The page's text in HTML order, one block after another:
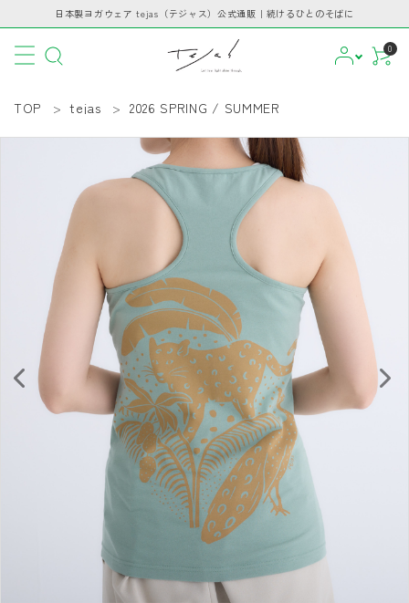
日本製ヨガウェア tejas（テジャス）公式通販｜続けるひとのそばに
0
CATEGORY
PICKUP
BRAND
INFORMATION
GUIDE
ACCOUNT MENU
ようこそ ゲスト 様
person 新規会員登録
TOP tejas 2026 SPRING / SUMMER